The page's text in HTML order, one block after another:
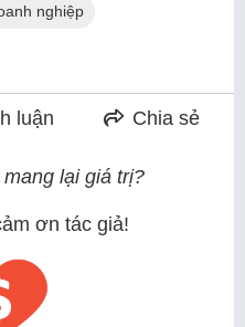
nghiệp
luận Chia sẻ
lại giá trị?
ơn tác giả!